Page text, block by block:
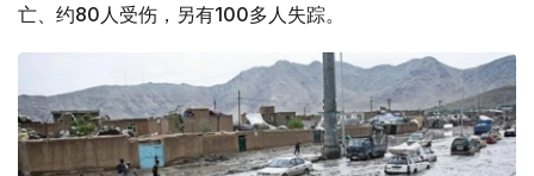
亡、约80人受伤，另有100多人失踪。